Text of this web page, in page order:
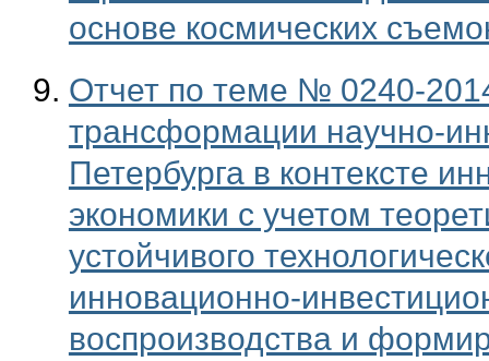
основе космических
Отчет по теме № 0240-
трансформации научно-
Петербурга в контексте
экономики с учетом
устойчивого
инновационно-
воспроизводства и